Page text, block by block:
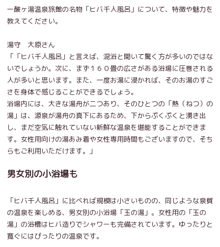
ー酸ヶ湯温泉旅館の名物「ヒバ千人風呂」について、特徴や魅力を
教えてください。
湯守 大原さん
「「ヒバ千人風呂」と言えば、混浴と聞いて驚く方が多いのではな
いでしょうか。次に、まず１６０畳の広さがある浴場に圧巻される
人が多いと思います。また、一度お湯に浸かれば、そのお湯のすご
さを身体で感じることができるでしょう。
浴場内には、大きな湯舟が二つあり、そのひとつの「熱（ねつ）の
湯」は、源泉が湯舟の真下にあるため、下からぷくぷくと湧き出
し、まだ空気に触れていない新鮮な温泉を堪能することができま
す。女性用向けの湯あみ着や女性専用時間もございますので、そち
らもご利用いただけます。」
男女別の小浴場も
「ヒバ千人風呂」に比べれば規模は小さいものの、同じような泉質
の温泉を楽しめる、男女別の小浴場「玉の湯」。女性用の「玉の
湯」の浴槽はヒバ造りでシャワーも完備されています。ゆったりと
寛ぐにはぴったりの温泉です。